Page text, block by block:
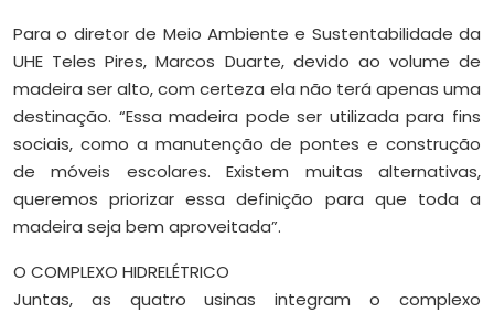
Para o diretor de Meio Ambiente e Sustentabilidade da
UHE Teles Pires, Marcos Duarte, devido ao volume de
madeira ser alto, com certeza ela não terá apenas uma
destinação. “Essa madeira pode ser utilizada para fins
sociais, como a manutenção de pontes e construção
de móveis escolares. Existem muitas alternativas,
queremos priorizar essa definição para que toda a
madeira seja bem aproveitada”.
O COMPLEXO HIDRELÉTRICO
Juntas, as quatro usinas integram o complexo